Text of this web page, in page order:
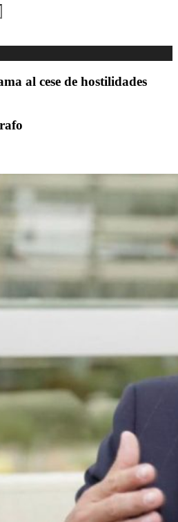
al cese de hostilidades